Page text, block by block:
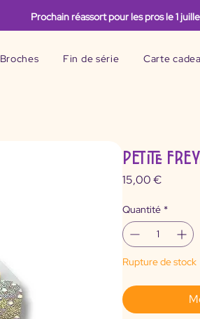
Prochain réassort pour les pros le 1
Broches Fin de série Carte
PETITE
15,00 €Prix
Quantité *
Rupture de stock